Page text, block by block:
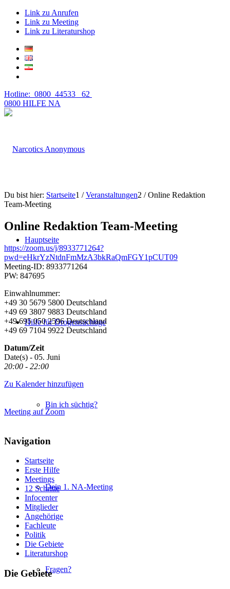
Link zu Anrufen
Link zu Meeting
Link zu Literaturshop
Hotline: 0800 44533 62
0800 HILFE NA
Hauptseite
Hilfe für Drogensüchtige
Bin ich süchtig?
Dein 1. NA-Meeting
Fragen?
Du bist hier: Startseite1 / Veranstaltungen2 / Online Redaktion
Team-Meeting
Online Redaktion Team-Meeting
https://zoom.us/j/8933771264?
pwd=eHkrYzNtdnFmMzA3bkRaQmFGY1pCUT09
Meeting-ID: 8933771264
PW: 847695
Einwahlnummer:
+49 30 5679 5800 Deutschland
+49 69 3807 9883 Deutschland
+49 695 050 2596 Deutschland
+49 69 7104 9922 Deutschland
Datum/Zeit
Date(s) - 05. Juni
20:00 - 22:00
Zu Kalender hinzufügen
Meeting auf Zoom
Navigation
Startseite
Erste Hilfe
Meetings
12 Schritte
Infocenter
Mitglieder
Angehörige
Fachleute
Politik
Die Gebiete
Literaturshop
Die Gebiete